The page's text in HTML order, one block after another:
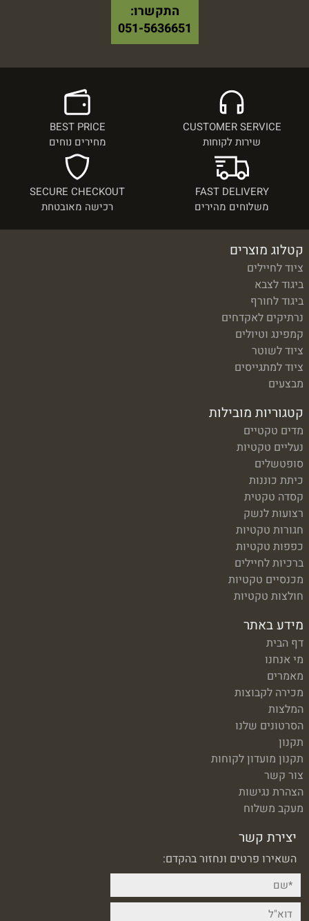
התקשרו:
051-5636651
CUSTOMER SERVICE
שירות לקוחות
BEST PRICE
מחירים נוחים
FAST DELIVERY
משלוחים מהירים
SECURE CHECKOUT
רכישה מאובטחת
קטלוג מוצרים
ציוד לחיילים
ביגוד לצבא
ביגוד לחורף
נרתיקים לאקדחים
קמפינג וטיולים
ציוד לשוטר
ציוד למתגייסים
מבצעים
קטגוריות מובילות
מדים טקטיים
נעליים טקטיות
סופטשלים
כיתת כוננות
קסדה טקטית
רצועות לנשק
חגורות טקטיות
כפפות טקטיות
ברכיות לחיילים
מכנסיים טקטיות
חולצות טקטיות
מידע באתר
דף הבית
מי אנחנו
מאמרים
מכירה לקבוצות
המלצות
הסרטונים שלנו
תקנון
תקנון מועדון לקוחות
צור קשר
הצהרת נגישות
מעקב משלוח
יצירת קשר
השאירו פרטים ונחזור בהקדם: